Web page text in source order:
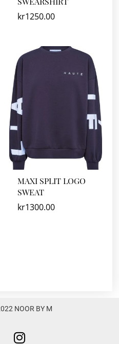
kr1250.00
MAXI SPLIT LOGO
SWEAT
kr1300.00
NOOR BY M
I